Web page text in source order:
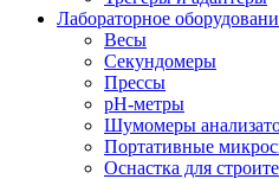
Лабораторное
Весы
Секундомеры
Прессы
pH-метры
Шумомеры
Портативные
Оснастка для